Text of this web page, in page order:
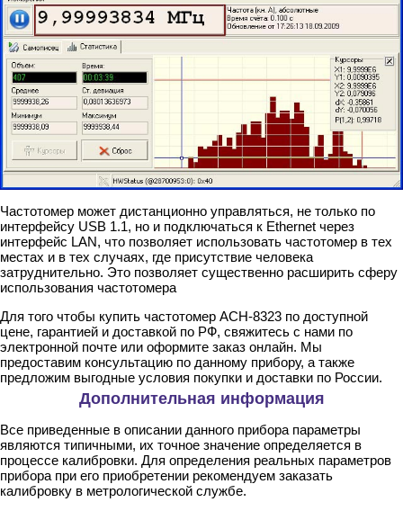
Частотомер может дистанционно управляться, не только по
интерфейсу USB 1.1, но и подключаться к Ethernet через
интерфейс LAN, что позволяет использовать частотомер в тех
местах и в тех случаях, где присутствие человека
затруднительно. Это позволяет существенно расширить сферу
использования частотомера
Для того чтобы купить частотомер АСН-8323 по доступной
цене, гарантией и доставкой по РФ, свяжитесь с нами по
электронной почте или оформите заказ онлайн. Мы
предоставим консультацию по данному прибору, а также
предложим выгодные условия покупки и доставки по России.
Дополнительная информация
Все приведенные в описании данного прибора параметры
являются типичными, их точное значение определяется в
процессе калибровки. Для определения реальных параметров
прибора при его приобретении рекомендуем заказать
калибровку в метрологической службе.